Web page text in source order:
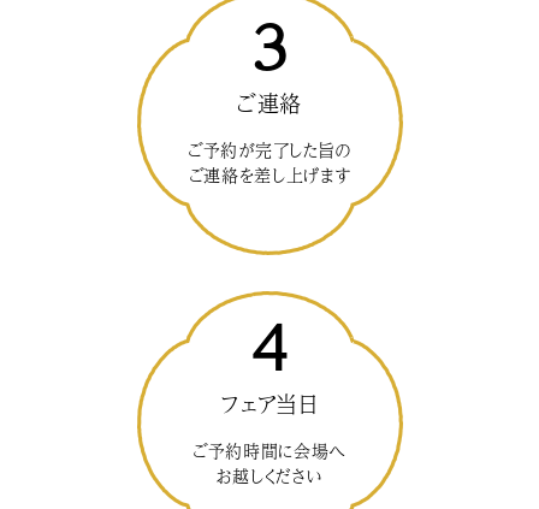
3
ご連絡
ご予約が完了した旨の
ご連絡を差し上げます
4
フェア当日
ご予約時間に会場へ
お越しください